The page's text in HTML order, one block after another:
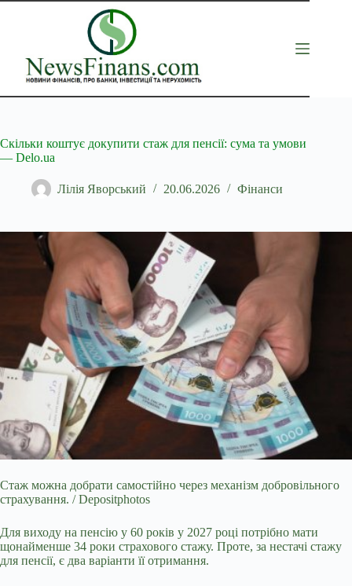
Перейти
Скільки коштує докупити стаж для пенсії: сума та умови
— Delo.ua
Лілія Яворський 20.06.2026 Фінанси
Стаж можна добрати самостійно через механізм добровільного
страхування. / Depositphotos
Для виходу на пенсію у 60 років у 2027 році потрібно мати
щонайменше 34 роки страхового стажу. Проте, за нестачі стажу
для пенсії, є два варіанти її отримання.